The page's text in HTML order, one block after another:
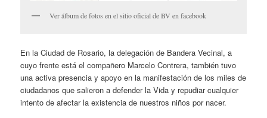
Ver álbum de fotos en el sitio oficial de BV en facebook
En la Ciudad de Rosario, la delegación de Bandera Vecinal, a
cuyo frente está el compañero Marcelo Contrera, también tuvo
una activa presencia y apoyo en la manifestación de los miles de
ciudadanos que salieron a defender la Vida y repudiar cualquier
intento de afectar la existencia de nuestros niños por nacer.